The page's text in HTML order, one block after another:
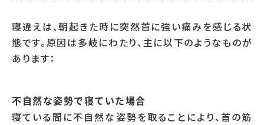
寝違えは、朝起きた時に突然首に強い痛みを感じる状
態です。原因は多岐にわたり、主に以下のようなものが
あります：
不自然な姿勢で寝ていた場合
寝ている間に不自然な姿勢を取ることにより、首の筋